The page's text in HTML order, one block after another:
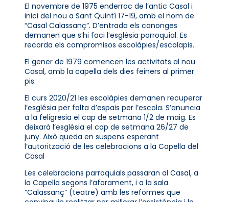
El novembre de 1975 enderroc de l’antic Casal i
inici del nou a Sant Quintí 17-19, amb el nom de
“Casal Calassanç”. D’entrada els canonges
demanen que s’hi faci l’església parroquial. Es
recorda els compromisos escolàpies/escolapis.
El gener de 1979 comencen les activitats al nou
Casal, amb la capella dels dies feiners al primer
pis.
El curs 2020/21 les escolàpies demanen recuperar
l’església per falta d’espais per l’escola. S’anuncia
a la feligresia el cap de setmana 1/2 de maig. Es
deixarà l’església el cap de setmana 26/27 de
juny. Això queda en suspens esperant
l’autorització de les celebracions a la Capella del
Casal
Les celebracions parroquials passaran al Casal, a
la Capella segons l’aforament, i a la sala
“Calassanç” (teatre) amb les reformes que